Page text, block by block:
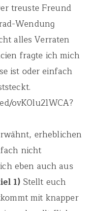
treuste Freund
Wendung
alles Verraten
fragte ich mich
ist oder einfach
ovK0lu21WCA?
erheblichen
nicht
eben auch aus
1) Stellt euch
mit knapper